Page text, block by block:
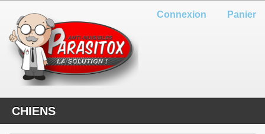
Panier
Connexion
CHIENS